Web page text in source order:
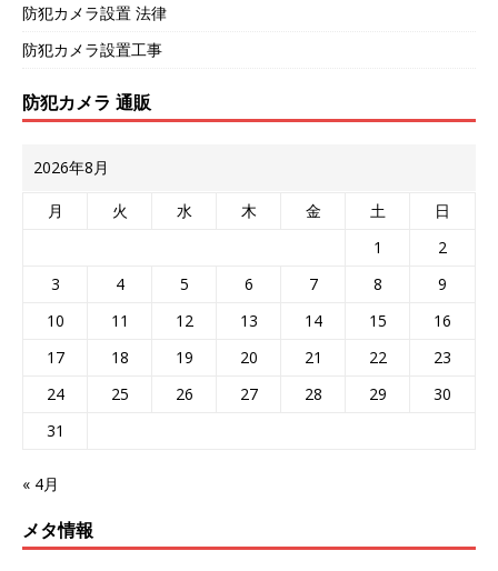
防犯カメラ設置 法律
防犯カメラ設置工事
防犯カメラ 通販
2026年8月
月 火 水 木 金 土
日
1
2
3
4 5 6 7 8
9
10
11 12 13 14 15
16
17
18 19 20 21 22
23
24
25 26 27 28 29
30
31
« 4月
メタ情報